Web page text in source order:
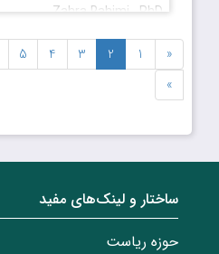
Zahra Rahimi , PhD
قیمت: ۲٬۷۰۰٬۰۰۰ ریال
تاریخ انتشار: شهریور ۱۴۰۴
«
1
2
3
4
5
»
ساختار‌‌ و‌‌ لینک‌های مفید
حوزه ریاست